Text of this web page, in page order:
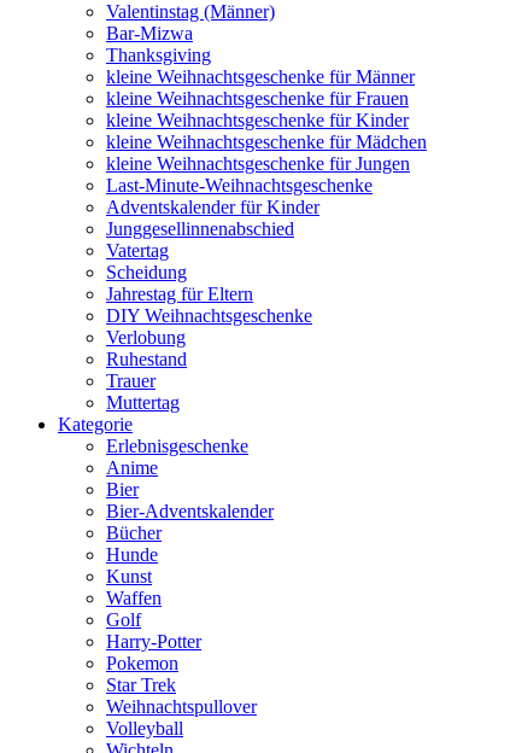
Valentinstag (Männer)
Bar-Mizwa
Thanksgiving
kleine Weihnachtsgeschenke für Männer
kleine Weihnachtsgeschenke für Frauen
kleine Weihnachtsgeschenke für Kinder
kleine Weihnachtsgeschenke für Mädchen
kleine Weihnachtsgeschenke für Jungen
Last-Minute-Weihnachtsgeschenke
Adventskalender für Kinder
Junggesellinnenabschied
Vatertag
Scheidung
Jahrestag für Eltern
DIY Weihnachtsgeschenke
Verlobung
Ruhestand
Trauer
Muttertag
Kategorie
Erlebnisgeschenke
Anime
Bier
Bier-Adventskalender
Bücher
Hunde
Kunst
Waffen
Golf
Harry-Potter
Pokemon
Star Trek
Weihnachtspullover
Volleyball